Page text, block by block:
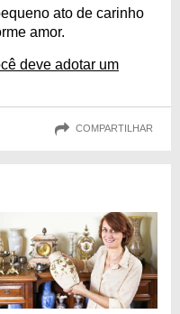
ato de carinho
amor.
deve adotar um
COMPARTILHAR